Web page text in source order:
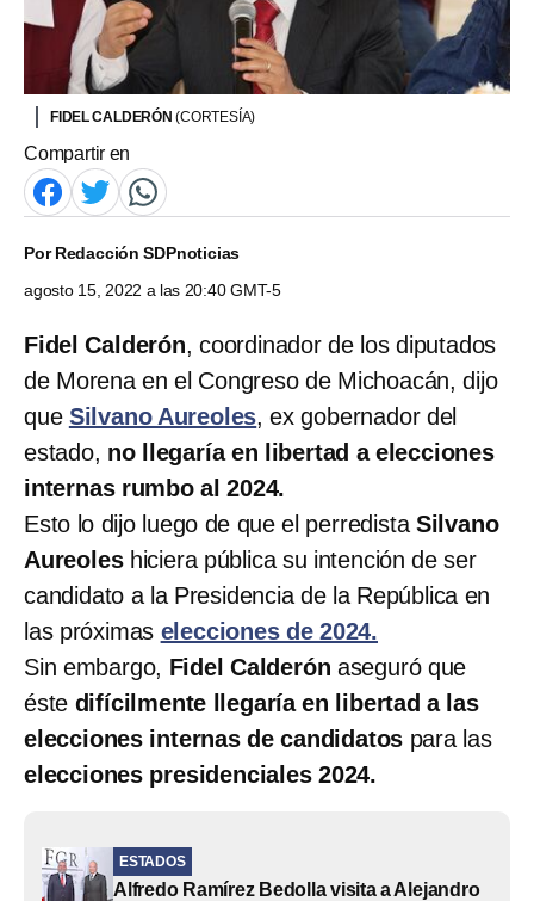
FIDEL CALDERÓN(CORTESÍA)
Compartir en
PorRedacción SDPnoticias
agosto 15, 2022 a las 20:40 GMT-5
Fidel Calderón, coordinador de los diputados
de Morena en el Congreso de Michoacán, dijo
que Silvano Aureoles, ex gobernador del
estado, no llegaría en libertad a elecciones
internas rumbo al 2024.
Esto lo dijo luego de que el perredista Silvano
Aureoleshiciera pública su intención de ser
candidato a la Presidencia de la República en
las próximas elecciones de 2024.
Sin embargo, Fidel Calderón aseguró que
éste difícilmente llegaría en libertad a las
elecciones internas de candidatos para las
elecciones presidenciales 2024.
ESTADOS
Alfredo Ramírez Bedolla visita a Alejandro